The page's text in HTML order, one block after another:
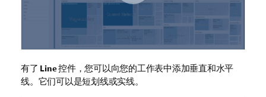
有了 Line控件，您可以向您的工作表中添加垂直和水平
线。它们可以是短划线或实线。